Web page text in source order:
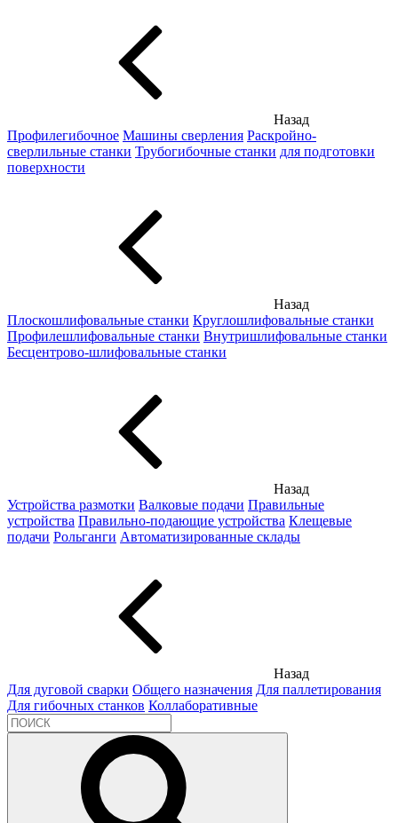
Назад
Профилегибочное Машины сверления Раскройно-
сверлильные станки Трубогибочные станки для подготовки
поверхности
Назад
Плоскошлифовальные станки Круглошлифовальные станки
Профилешлифовальные станки Внутришлифовальные станки
Бесцентрово-шлифовальные станки
Назад
Устройства размотки Валковые подачи Правильные
устройства Правильно-подающие устройства Клещевые
подачи Рольганги Автоматизированные склады
Назад
Для дуговой сварки Общего назначения Для паллетирования
Для гибочных станков Коллаборативные